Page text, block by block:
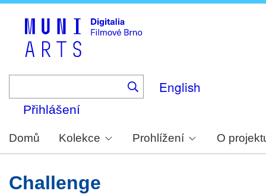
English
Přihlášení
Domů Kolekce Prohlížení O
Challenge